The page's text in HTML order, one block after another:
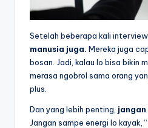
Setelah beberapa kali
manusia juga. Mereka juga
bosan. Jadi, kalau lo bisa bikin
merasa ngobrol sama orang
plus.
Dan yang lebih penting,
Jangan sampe energi lo kayak,